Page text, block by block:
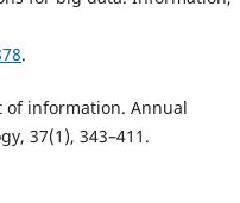
.
of information. Annual
37(1), 343–411.